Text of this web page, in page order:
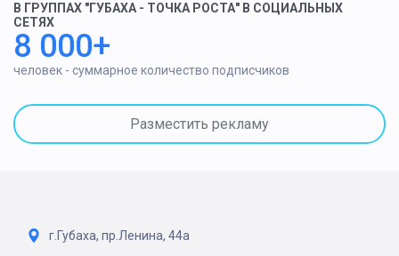
В ГРУППАХ "ГУБАХА - ТОЧКА РОСТА" В СОЦИАЛЬНЫХ
СЕТЯХ
8 000+
человек - суммарное количество подписчиков
Разместить рекламу
г.Губаха, пр.Ленина, 44а